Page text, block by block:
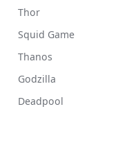
Thor
Squid Game
Thanos
Godzilla
Deadpool